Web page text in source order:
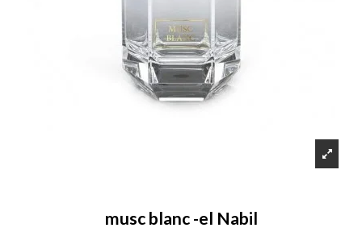
musc blanc -el Nabil